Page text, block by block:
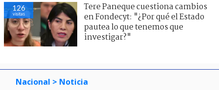
126
visitas
Tere Paneque cuestiona cambios
en Fondecyt: "¿Por qué el Estado
pautea lo que tenemos que
investigar?"
Nacional > Noticia